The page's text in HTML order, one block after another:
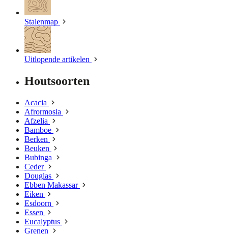
Stalenmap
Uitlopende artikelen
Houtsoorten
Acacia
Afrormosia
Afzelia
Bamboe
Berken
Beuken
Bubinga
Ceder
Douglas
Ebben Makassar
Eiken
Esdoorn
Essen
Eucalyptus
Grenen